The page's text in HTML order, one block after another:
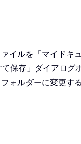
イルを「マイド
保存」ダイアロ
ォルダーに変更す